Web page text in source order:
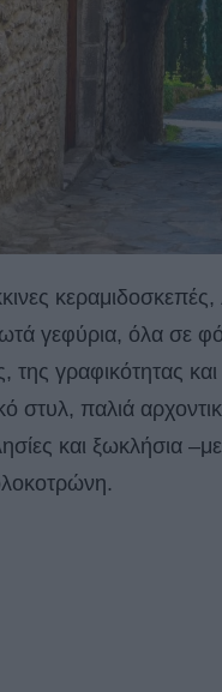
γεφύρια, όλα σε
γραφικότητας και
στυλ, παλιά
και ξωκλήσια